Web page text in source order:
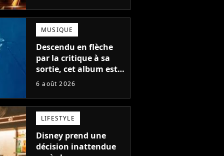
MUSIQUE
Descendu en flèche
par la critique à sa
sortie, cet album est
en train de devenir le
auteur
6 août 2026
LIFESTYLE
Disney prend une
décision inattendue